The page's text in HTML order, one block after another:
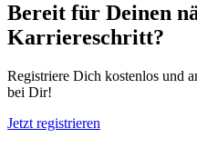
Bereit für Deinen
Karriereschritt?
Registriere Dich kostenlos und
bei Dir!
Jetzt registrieren